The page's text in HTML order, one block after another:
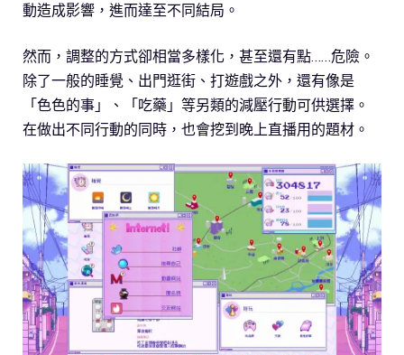
動造成影響，進而達至不同結局。
然而，調整的方式卻相當多樣化，甚至還有點……危險。
除了一般的睡覺、出門逛街、打遊戲之外，還有像是
「色色的事」、「吃藥」等另類的減壓行動可供選擇。
在做出不同行動的同時，也會挖到晚上直播用的題材。